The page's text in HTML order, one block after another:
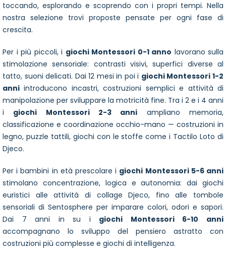
toccando, esplorando e scoprendo con i propri tempi. Nella
nostra selezione trovi proposte pensate per ogni fase di
crescita.
Per i più piccoli, i giochi Montessori 0-1 anno lavorano sulla
stimolazione sensoriale: contrasti visivi, superfici diverse al
tatto, suoni delicati. Dai 12 mesi in poi i giochi Montessori 1-2
anni introducono incastri, costruzioni semplici e attività di
manipolazione per sviluppare la motricità fine. Tra i 2 e i 4 anni
i giochi Montessori 2-3 anni ampliano memoria,
classificazione e coordinazione occhio-mano — costruzioni in
legno, puzzle tattili, giochi con le stoffe come i Tactilo Loto di
Djeco.
Per i bambini in età prescolare i giochi Montessori 5-6 anni
stimolano concentrazione, logica e autonomia: dai giochi
euristici alle attività di collage Djeco, fino alle tombole
sensoriali di Sentosphere per imparare colori, odori e sapori.
Dai 7 anni in su i giochi Montessori 6-10 anni
accompagnano lo sviluppo del pensiero astratto con
costruzioni più complesse e giochi di intelligenza.